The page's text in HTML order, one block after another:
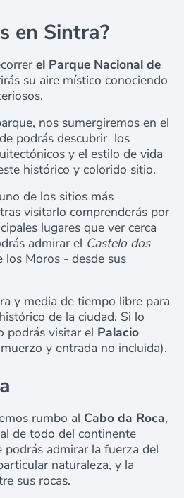
en Sintra?
el Parque Nacional de
su aire místico conociendo
nos sumergiremos en el
podrás descubrir los
y el estilo de vida
histórico y colorido sitio.
de los sitios más
visitarlo comprenderás por
lugares que ver cerca
admirar el Castelo dos
los Moros - desde sus
y media de tiempo libre para
de la ciudad. Si lo
podrás visitar el Palacio
y entrada no incluida).
rumbo al Cabo da Roca,
de todo del continente
podrás admirar la fuerza del
naturaleza, y la
sus rocas.